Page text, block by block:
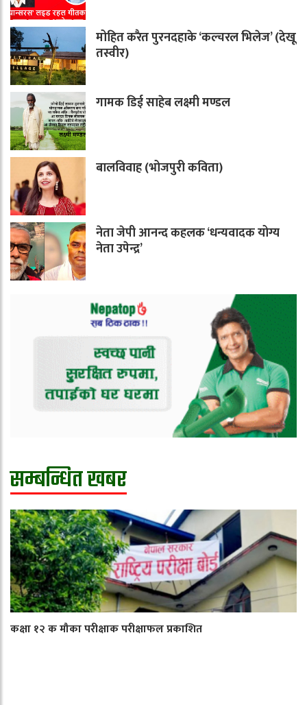
मोहित करैत पुरनदहाके ‘कल्चरल भिलेज’ (देखू
तस्वीर)
गामक डिई साहेब लक्ष्मी मण्डल
बालविवाह (भोजपुरी कविता)
नेता जेपी आनन्द कहलक ‘धन्यवादक योग्य
नेता उपेन्द्र’
सम्बन्धित खबर
कक्षा १२ क मौका परीक्षाक परीक्षाफल प्रकाशित